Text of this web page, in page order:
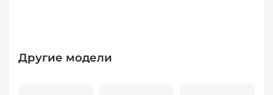
Другие модели